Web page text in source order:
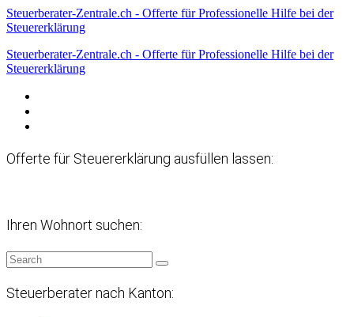
Steuerberater-Zentrale.ch - Offerte für Professionelle Hilfe bei der
Steuererklärung
Steuerberater-Zentrale.ch - Offerte für Professionelle Hilfe bei der
Steuererklärung
Offerte für Steuererklärung ausfüllen lassen:
Ihren Wohnort suchen:
Steuerberater nach Kanton: